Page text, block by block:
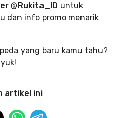
@Rukita_ID untuk
dan info promo menarik
yang baru kamu tahu?
artikel ini